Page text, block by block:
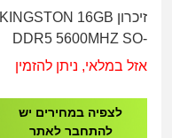
זיכרון KINGSTON 16GB
DDR5 5600MHZ SO-
DIMM KVR56S46BS8-
אזל במלאי, ניתן להזמין
לצפיה במחירים יש
להתחבר לאתר